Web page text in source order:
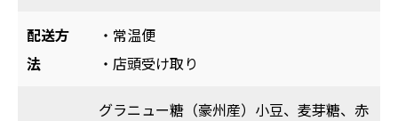
配送方
法
・常温便
・店頭受け取り
グラニュー糖（豪州産）小豆、麦芽糖、赤